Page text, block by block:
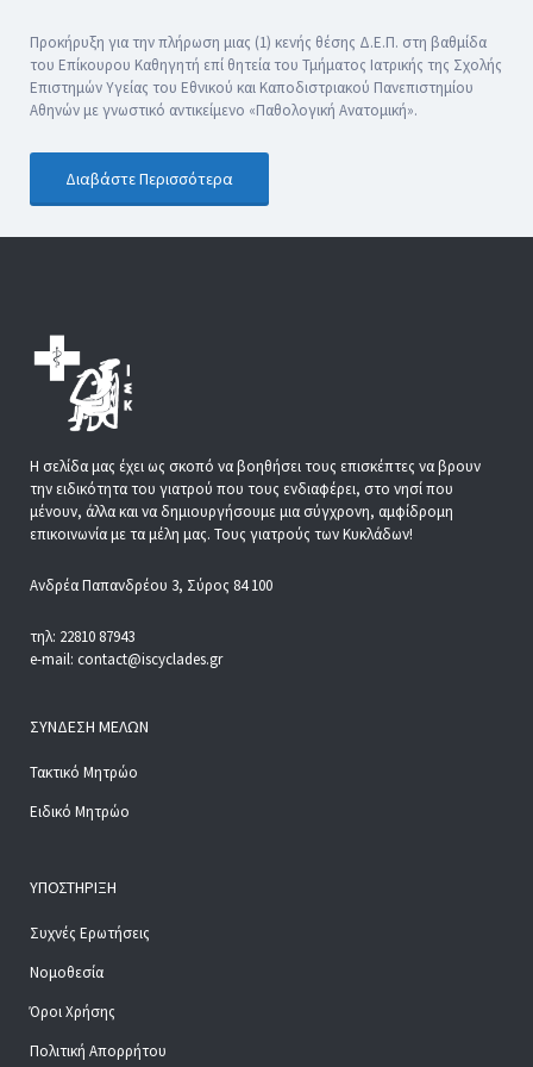
Προκήρυξη για την πλήρωση μιας (1) κενής θέσης Δ.Ε.Π. στη βαθμίδα
του Επίκουρου Καθηγητή επί θητεία του Τμήματος Ιατρικής της Σχολής
Επιστημών Υγείας του Εθνικού και Καποδιστριακού Πανεπιστημίου
Αθηνών με γνωστικό αντικείμενο «Παθολογική Ανατομική».
Διαβάστε Περισσότερα
Η σελίδα μας έχει ως σκοπό να βοηθήσει τους επισκέπτες να βρουν
την ειδικότητα του γιατρού που τους ενδιαφέρει, στο νησί που
μένουν, άλλα και να δημιουργήσουμε μια σύγχρονη, αμφίδρομη
επικοινωνία με τα μέλη μας. Τους γιατρούς των Κυκλάδων!
Ανδρέα Παπανδρέου 3, Σύρος 84 100
τηλ: 22810 87943
e-mail: contact@iscyclades.gr
ΣΎΝΔΕΣΗ ΜΕΛΏΝ
Τακτικό Μητρώο
Ειδικό Μητρώο
ΥΠΟΣΤΉΡΙΞΗ
Συχνές Ερωτήσεις
Νομοθεσία
Όροι Χρήσης
Πολιτική Απορρήτου